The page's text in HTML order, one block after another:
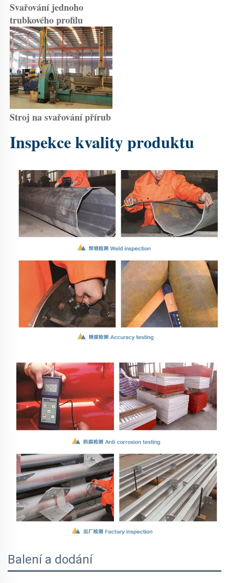
Svařování jednoho
trubkového profilu
Inspekce kvality produktu
Balení a dodání